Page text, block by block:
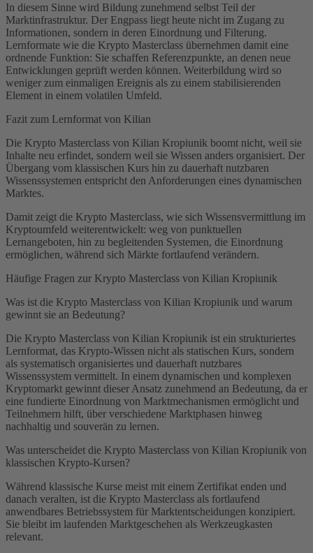
In diesem Sinne wird Bildung zunehmend selbst Teil der
Marktinfrastruktur. Der Engpass liegt heute nicht im Zugang zu
Informationen, sondern in deren Einordnung und Filterung.
Lernformate wie die Krypto Masterclass übernehmen damit eine
ordnende Funktion: Sie schaffen Referenzpunkte, an denen neue
Entwicklungen geprüft werden können. Weiterbildung wird so
weniger zum einmaligen Ereignis als zu einem stabilisierenden
Element in einem volatilen Umfeld.
Fazit zum Lernformat von Kilian
Die Krypto Masterclass von Kilian Kropiunik boomt nicht, weil sie
Inhalte neu erfindet, sondern weil sie Wissen anders organisiert. Der
Übergang vom klassischen Kurs hin zu dauerhaft nutzbaren
Wissenssystemen entspricht den Anforderungen eines dynamischen
Marktes.
Damit zeigt die Krypto Masterclass, wie sich Wissensvermittlung im
Kryptoumfeld weiterentwickelt: weg von punktuellen
Lernangeboten, hin zu begleitenden Systemen, die Einordnung
ermöglichen, während sich Märkte fortlaufend verändern.
Häufige Fragen zur Krypto Masterclass von Kilian Kropiunik
Was ist die Krypto Masterclass von Kilian Kropiunik und warum
gewinnt sie an Bedeutung?
Die Krypto Masterclass von Kilian Kropiunik ist ein strukturiertes
Lernformat, das Krypto-Wissen nicht als statischen Kurs, sondern
als systematisch organisiertes und dauerhaft nutzbares
Wissenssystem vermittelt. In einem dynamischen und komplexen
Kryptomarkt gewinnt dieser Ansatz zunehmend an Bedeutung, da er
eine fundierte Einordnung von Marktmechanismen ermöglicht und
Teilnehmern hilft, über verschiedene Marktphasen hinweg
nachhaltig und souverän zu lernen.
Was unterscheidet die Krypto Masterclass von Kilian Kropiunik von
klassischen Krypto-Kursen?
Während klassische Kurse meist mit einem Zertifikat enden und
danach veralten, ist die Krypto Masterclass als fortlaufend
anwendbares Betriebssystem für Marktentscheidungen konzipiert.
Sie bleibt im laufenden Marktgeschehen als Werkzeugkasten
relevant.